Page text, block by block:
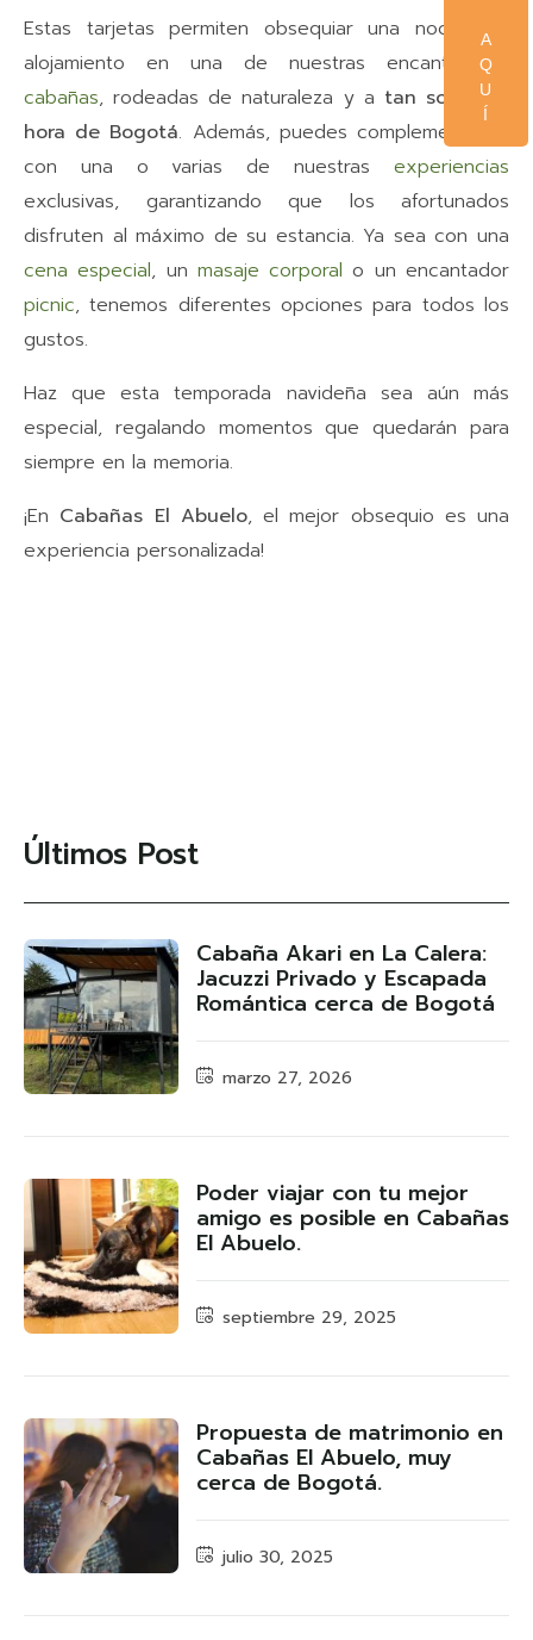
Estas tarjetas permiten obsequiar una noche de
alojamiento en una de nuestras encantadoras
cabañas, rodeadas de naturaleza y a tan solo una
hora de Bogotá. Además, puedes complementarlas
con una o varias de nuestras experiencias
exclusivas, garantizando que los afortunados
disfruten al máximo de su estancia. Ya sea con una
cena especial, un masaje corporal o un encantador
picnic, tenemos diferentes opciones para todos los
gustos.
Haz que esta temporada navideña sea aún más
especial, regalando momentos que quedarán para
siempre en la memoria.
¡En Cabañas El Abuelo, el mejor obsequio es una
experiencia personalizada!
Últimos Post
Cabaña Akari en La Calera:
Jacuzzi Privado y Escapada
Romántica cerca de Bogotá
marzo 27, 2026
Poder viajar con tu mejor
amigo es posible en Cabañas
El Abuelo.
septiembre 29, 2025
Propuesta de matrimonio en
Cabañas El Abuelo, muy
cerca de Bogotá.
julio 30, 2025
A
Q
U
Í